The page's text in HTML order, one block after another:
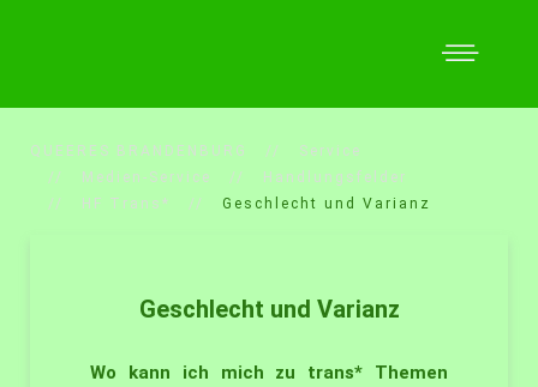
QUEERES BRANDENBURG
Service
Medien-Service
Handlungsfelder
HF Trans*
Geschlecht und Varianz
Geschlecht und Varianz
Wo kann ich mich zu trans* Themen